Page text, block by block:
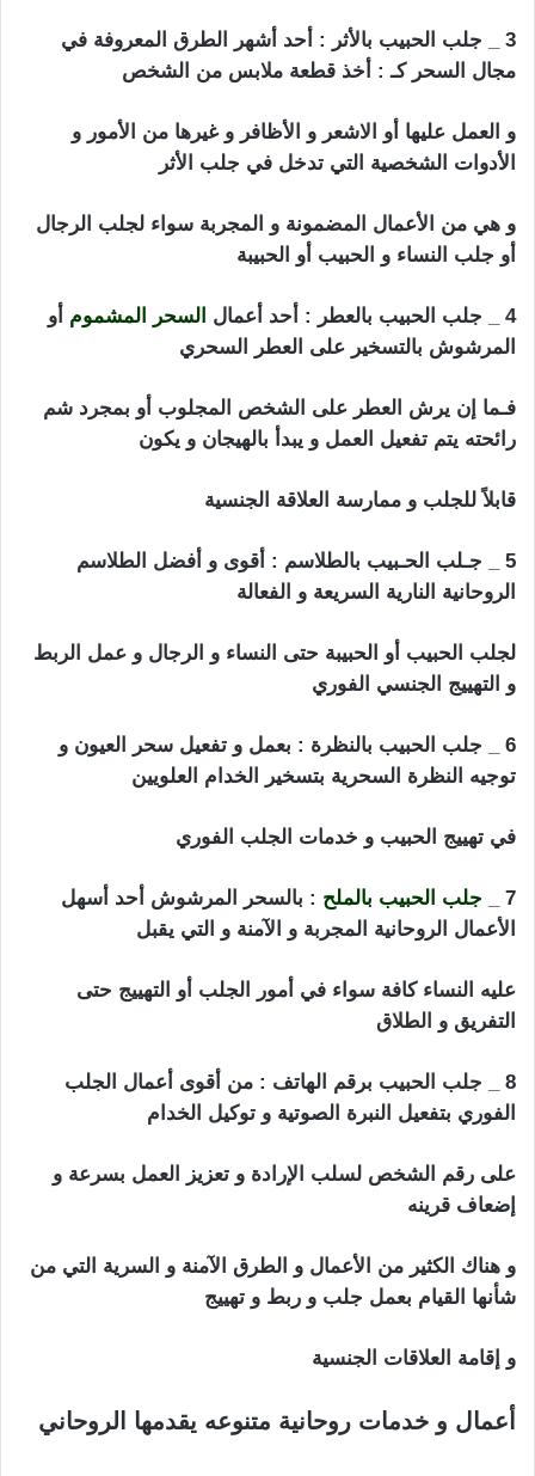
3 _ جلب الحبيب بالأثر : أحد أشهر الطرق المعروفة في
مجال السحر كـ : أخذ قطعة ملابس من الشخص
و العمل عليها أو الاشعر و الأظافر و غيرها من الأمور و
الأدوات الشخصية التي تدخل في جلب الأثر
و هي من الأعمال المضمونة و المجربة سواء لجلب الرجال
أو جلب النساء و الحبيب أو الحبيبة
4 _ جلب الحبيب بالعطر : أحد أعمال السحر المشموم أو
المرشوش بالتسخير على العطر السحري
فـما إن يرش العطر على الشخص المجلوب أو بمجرد شم
رائحته يتم تفعيل العمل و يبدأ بالهيجان و يكون
قابلاً للجلب و ممارسة العلاقة الجنسية
5 _ جـلب الحـبيب بالطلاسم : أقوى و أفضل الطلاسم
الروحانية النارية السريعة و الفعالة
لجلب الحبيب أو الحبيبة حتى النساء و الرجال و عمل الربط
و التهييج الجنسي الفوري
6 _ جلب الحبيب بالنظرة : بعمل و تفعيل سحر العيون و
توجيه النظرة السحرية بتسخير الخدام العلويين
في تهييج الحبيب و خدمات الجلب الفوري
7 _ جلب الحبيب بالملح : بالسحر المرشوش أحد أسهل
الأعمال الروحانية المجربة و الآمنة و التي يقبل
عليه النساء كافة سواء في أمور الجلب أو التهييج حتى
التفريق و الطلاق
8 _ جلب الحبيب برقم الهاتف : من أقوى أعمال الجلب
الفوري بتفعيل النبرة الصوتية و توكيل الخدام
على رقم الشخص لسلب الإرادة و تعزيز العمل بسرعة و
إضعاف قرينه
و هناك الكثير من الأعمال و الطرق الآمنة و السرية التي من
شأنها القيام بعمل جلب و ربط و تهييج
و إقامة العلاقات الجنسية
أعمال و خدمات روحانية متنوعه يقدمها الروحاني